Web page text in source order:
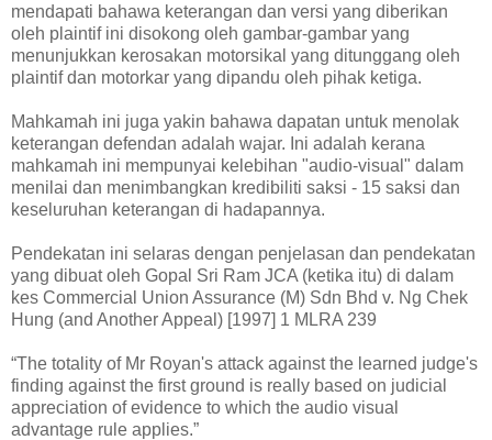
mendapati bahawa keterangan dan versi yang diberikan
oleh plaintif ini disokong oleh gambar-gambar yang
menunjukkan kerosakan motorsikal yang ditunggang oleh
plaintif dan motorkar yang dipandu oleh pihak ketiga.
Mahkamah ini juga yakin bahawa dapatan untuk menolak
keterangan defendan adalah wajar. Ini adalah kerana
mahkamah ini mempunyai kelebihan "audio-visual" dalam
menilai dan menimbangkan kredibiliti saksi - 15 saksi dan
keseluruhan keterangan di hadapannya.
Pendekatan ini selaras dengan penjelasan dan pendekatan
yang dibuat oleh Gopal Sri Ram JCA (ketika itu) di dalam
kes Commercial Union Assurance (M) Sdn Bhd v. Ng Chek
Hung (and Another Appeal) [1997] 1 MLRA 239
“The totality of Mr Royan's attack against the learned judge's
finding against the first ground is really based on judicial
appreciation of evidence to which the audio visual
advantage rule applies.”